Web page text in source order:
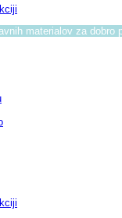
materialov za dobro